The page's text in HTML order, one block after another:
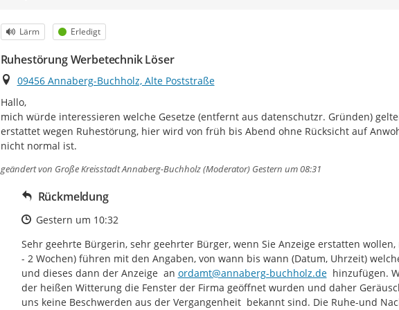
Kategorie
Lärm Status
Erledigt
Ruhestörung Werbetechnik Löser
Ort
09456 Annaberg-Buchholz, Alte Poststraße
Hallo,
mich würde interessieren welche Gesetze (entfernt aus datenschutzr. Gründen)
erstattet wegen Ruhestörung, hier wird von früh bis Abend ohne Rücksicht auf
nicht normal ist.
geändert von Große Kreisstadt Annaberg-Buchholz (Moderator) Gestern um 08:31
Rückmeldung
Zeitpunkt des Erstellens
Gestern um 10:32
Sehr geehrte Bürgerin, sehr geehrter Bürger, wenn Sie Anzeige erstatten
- 2 Wochen) führen mit den Angaben, von wann bis wann (Datum, Uhrzeit)
und dieses dann der Anzeige  an ordamt@annaberg-buchholz.de
hinzufügen.
der heißen Witterung die Fenster der Firma geöffnet wurden und daher
uns keine Beschwerden aus der Vergangenheit  bekannt sind. Die Ruhe-und